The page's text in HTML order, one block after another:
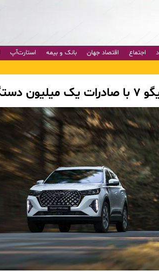
اجتماع اقتصاد جهان بانک و بیمه استارت‌آپ
جهان